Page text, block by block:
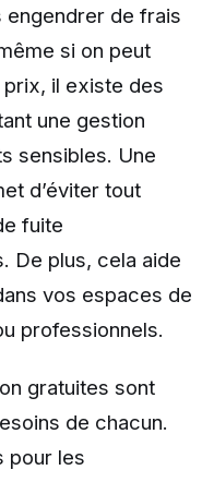
engendrer de frais
si on peut
il existe des
une gestion
sensibles. Une
d’éviter tout
fuite
De plus, cela aide
vos espaces de
professionnels.
gratuites sont
de chacun.
pour les